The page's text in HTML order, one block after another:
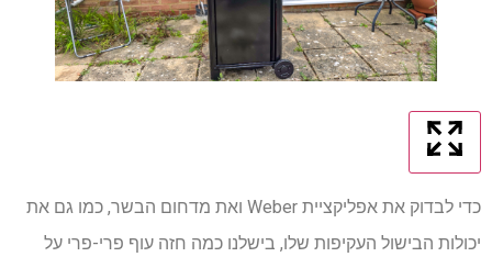
כדי לבדוק את אפליקציית Weber ואת מדחום הבשר, כמו גם את
יכולות הבישול העקיפות שלו, בישלנו כמה חזה עוף פרי-פרי על